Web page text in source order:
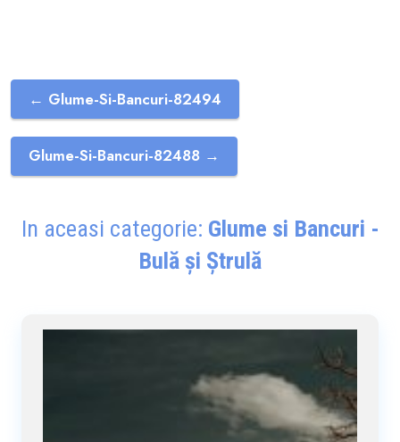
← Glume-Si-Bancuri-82494
Glume-Si-Bancuri-82488 →
In aceasi categorie: Glume si Bancuri -
Bulă și Ștrulă